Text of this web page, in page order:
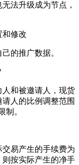
法升级成为节点，
和修改
的推广数据。
和被邀请人，现货
人的比例调整范围
制。
易产生的手续费为
按实际产生的净手